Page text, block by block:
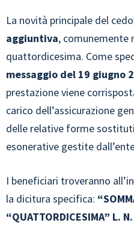
La novità principale del
aggiuntiva, comunemente
quattordicesima. Come
messaggio del 19 giugno
prestazione viene
carico dell’assicurazione
delle relative forme
esonerative gestite
I beneficiari troveranno
la dicitura specifica:
“QUATTORDICESIMA” L.